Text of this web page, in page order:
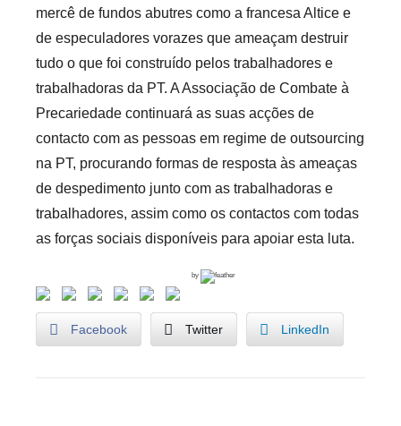
mercê de fundos abutres como a francesa Altice e
de especuladores vorazes que ameaçam destruir
tudo o que foi construído pelos trabalhadores e
trabalhadoras da PT. A Associação de Combate à
Precariedade continuará as suas acções de
contacto com as pessoas em regime de outsourcing
na PT, procurando formas de resposta às ameaças
de despedimento junto com as trabalhadoras e
trabalhadores, assim como os contactos com todas
as forças sociais disponíveis para apoiar esta luta.
by
Facebook Twitter LinkedIn